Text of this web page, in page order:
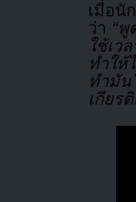
เมื่อนั
ว่า “
ใช้เว
ทำให้
ทำมัน
เกียร